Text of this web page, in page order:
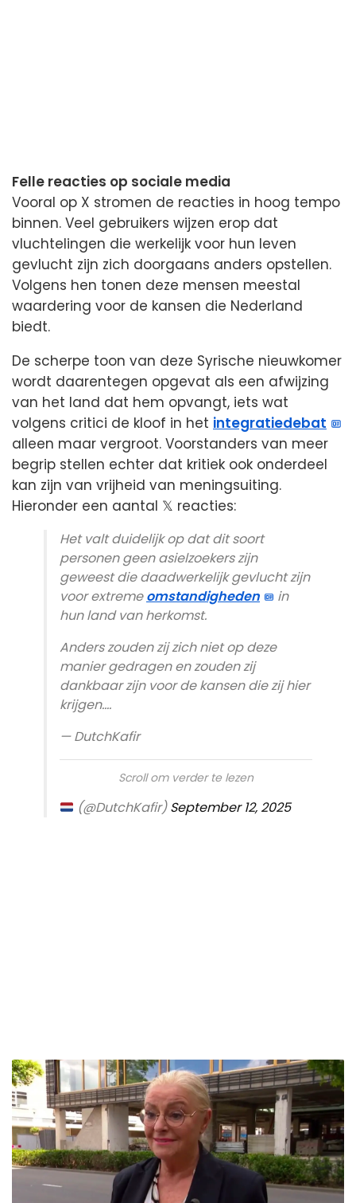
Felle reacties op sociale media
Vooral op X stromen de reacties in hoog tempo
binnen. Veel gebruikers wijzen erop dat
vluchtelingen die werkelijk voor hun leven
gevlucht zijn zich doorgaans anders opstellen.
Volgens hen tonen deze mensen meestal
waardering voor de kansen die Nederland
biedt.
De scherpe toon van deze Syrische nieuwkomer
wordt daarentegen opgevat als een afwijzing
van het land dat hem opvangt, iets wat
volgens critici de kloof in het integratiedebat
alleen maar vergroot. Voorstanders van meer
begrip stellen echter dat kritiek ook onderdeel
kan zijn van vrijheid van meningsuiting.
Hieronder een aantal 𝕏 reacties:
Het valt duidelijk op dat dit soort
personen geen asielzoekers zijn
geweest die daadwerkelijk gevlucht zijn
voor extremeomstandigheden
in
hun land van herkomst.
Anders zouden zij zich niet op deze
manier gedragen en zouden zij
dankbaar zijn voor de kansen die zij hier
krijgen.…
— DutchKafir
Scroll om verder te lezen
(@DutchKafir)September 12, 2025